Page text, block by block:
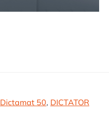
Dictamat 50, DICTATOR